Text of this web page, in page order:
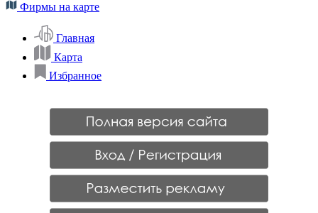
Фирмы на карте
Главная
Карта
Избранное